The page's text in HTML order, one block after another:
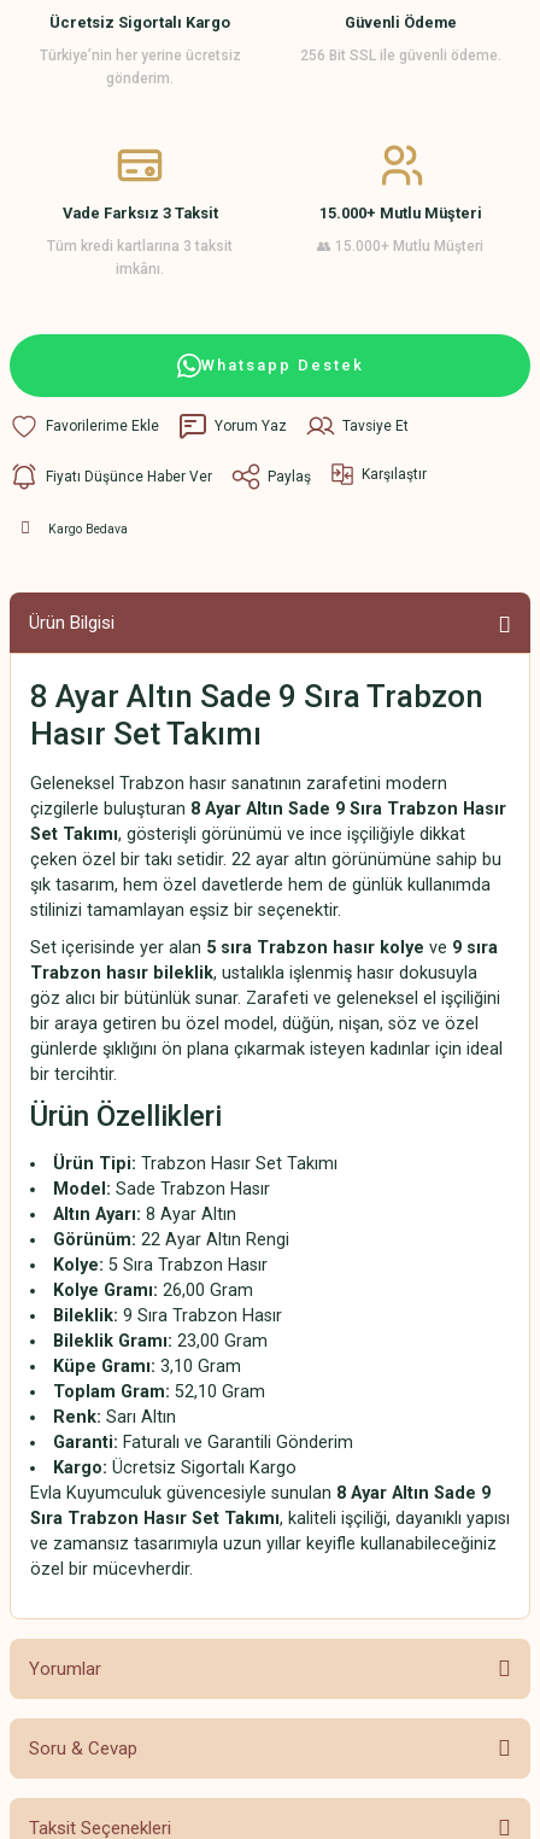
Ücretsiz Sigortalı Kargo
Türkiye’nin her yerine ücretsiz
gönderim.
Güvenli Ödeme
256 Bit SSL ile güvenli ödeme.
Vade Farksız 3 Taksit
Tüm kredi kartlarına 3 taksit
imkânı.
15.000+ Mutlu Müşteri
👥 15.000+ Mutlu Müşteri
Whatsapp Destek
Yorum Yaz Tavsiye Et
Fiyatı Düşünce Haber Ver Paylaş Karşılaştır
Kargo Bedava
Ürün Bilgisi
8 Ayar Altın Sade 9 Sıra Trabzon
Hasır Set Takımı
Geleneksel Trabzon hasır sanatının zarafetini modern
çizgilerle buluşturan 8 Ayar Altın Sade 9 Sıra Trabzon Hasır
Set Takımı, gösterişli görünümü ve ince işçiliğiyle dikkat
çeken özel bir takı setidir. 22 ayar altın görünümüne sahip bu
şık tasarım, hem özel davetlerde hem de günlük kullanımda
stilinizi tamamlayan eşsiz bir seçenektir.
Set içerisinde yer alan 5 sıra Trabzon hasır kolye ve 9 sıra
Trabzon hasır bileklik, ustalıkla işlenmiş hasır dokusuyla
göz alıcı bir bütünlük sunar. Zarafeti ve geleneksel el işçiliğini
bir araya getiren bu özel model, düğün, nişan, söz ve özel
günlerde şıklığını ön plana çıkarmak isteyen kadınlar için ideal
bir tercihtir.
Ürün Özellikleri
Ürün Tipi: Trabzon Hasır Set Takımı
Model: Sade Trabzon Hasır
Altın Ayarı: 8 Ayar Altın
Görünüm: 22 Ayar Altın Rengi
Kolye: 5 Sıra Trabzon Hasır
Kolye Gramı: 26,00 Gram
Bileklik: 9 Sıra Trabzon Hasır
Bileklik Gramı: 23,00 Gram
Küpe Gramı: 3,10 Gram
Toplam Gram: 52,10 Gram
Renk: Sarı Altın
Garanti: Faturalı ve Garantili Gönderim
Kargo: Ücretsiz Sigortalı Kargo
Evla Kuyumculuk güvencesiyle sunulan 8 Ayar Altın Sade 9
Sıra Trabzon Hasır Set Takımı, kaliteli işçiliği, dayanıklı yapısı
ve zamansız tasarımıyla uzun yıllar keyifle kullanabileceğiniz
özel bir mücevherdir.
Yorumlar
Görüş
Soru & Cevap
Taksit Seçenekleri